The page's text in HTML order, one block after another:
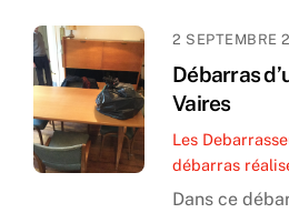
2 SEPTEMBRE
Débarras
Vaires
Les
débarras
Dans ce